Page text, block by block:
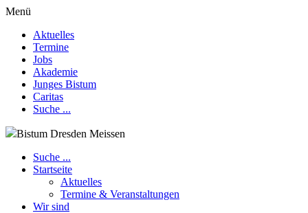
Menü
Aktuelles
Termine
Jobs
Akademie
Junges Bistum
Caritas
Suche ...
Bistum Dresden Meissen
Suche ...
Startseite
Aktuelles
Termine & Veranstaltungen
Wir sind